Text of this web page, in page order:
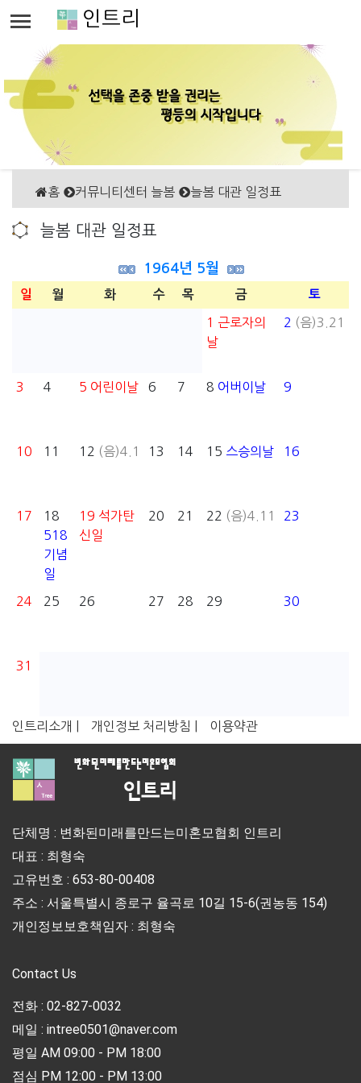
인트리
홈 커뮤니티센터 늘봄 늘봄 대관 일정표
늘봄 대관 일정표
1964년 5월
일 월 화 수 목 금 토
1
근로자의
날
2 (음)3.21
3 4 5 어린이날 6 7 8 어버이날 9
10 11 12 (음)4.1 13 14 15 스승의날 16
17
18
518
기념
일
19 석가탄
신일
20 21 22 (음)4.11 23
24 25 26 27 28 29 30
31
인트리소개 | 개인정보 처리방침 | 이용약관
단체명 : 변화된미래를만드는미혼모협회 인트리
대표 : 최형숙
고유번호 : 653-80-00408
주소 : 서울특별시 종로구 율곡로 10길 15-6(권농동 154)
개인정보보호책임자 : 최형숙
Contact Us
전화 : 02-827-0032
메일 : intree0501@naver.com
평일 AM 09:00 - PM 18:00
점심 PM 12:00 - PM 13:00